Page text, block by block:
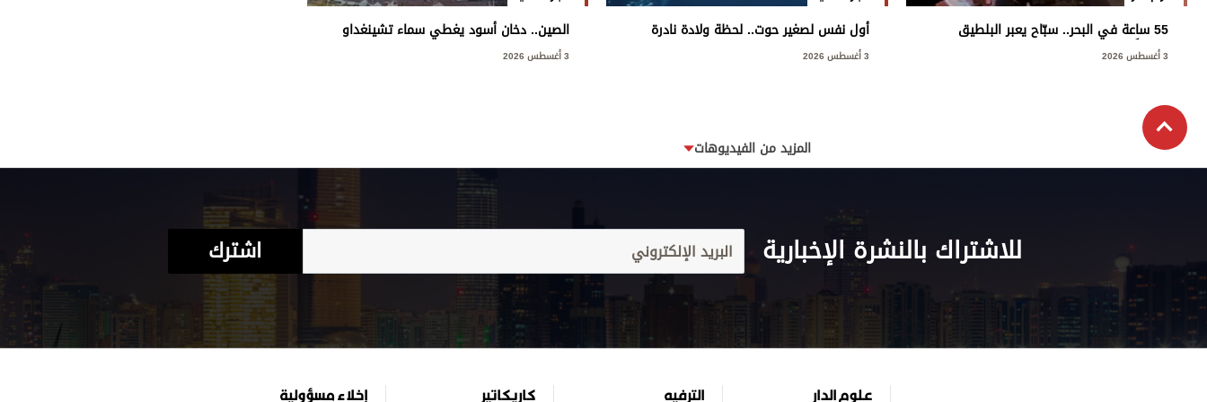
55 ساعة في البحر.. سبّاح يعبر البلطيق
منفرداً
3 أغسطس 2026
أول نفس لصغير حوت.. لحظة ولادة نادرة
3 أغسطس 2026
الصين.. دخان أسود يغطي سماء تشينغداو
3 أغسطس 2026
المزيد من الفيديوهات
للاشتراك بالنشرة الإخبارية اشترك
علوم الدار الترفيه كاريكاتير إخلاء مسؤولية